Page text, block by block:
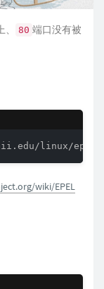
80 端口没有被
wiki/EPEL